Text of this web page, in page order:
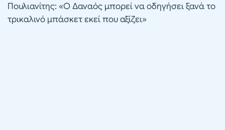
Πουλιανίτης: «Ο Δαναός μπορεί να οδηγήσει ξανά το
τρικαλινό μπάσκετ εκεί που αξίζει»